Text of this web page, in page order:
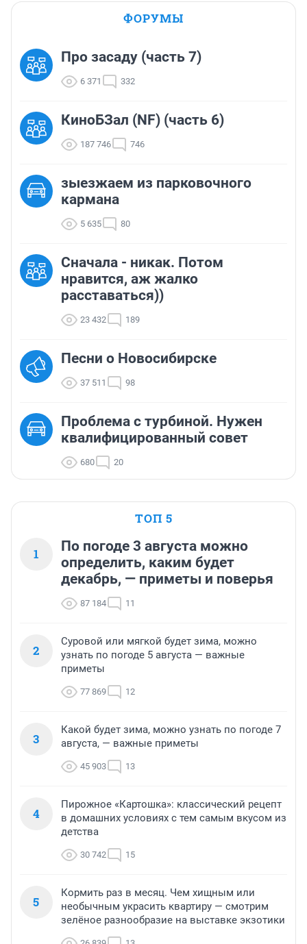
ФОРУМЫ
Про засаду (часть 7)
6 371 332
КиноБЗал (NF) (часть 6)
187 746 746
зыезжаем из парковочного
кармана
5 635 80
Сначала - никак. Потом
нравится, аж жалко
расставаться))
23 432 189
Песни о Новосибирске
37 511 98
Проблема с турбиной. Нужен
квалифицированный совет
680 20
ТОП 5
1
По погоде 3 августа можно
определить, каким будет
декабрь, — приметы и поверья
87 184 11
2
Суровой или мягкой будет зима, можно
узнать по погоде 5 августа — важные
приметы
77 869 12
3
Какой будет зима, можно узнать по погоде 7
августа, — важные приметы
45 903 13
4
Пирожное «Картошка»: классический рецепт
в домашних условиях с тем самым вкусом из
детства
30 742 15
5
Кормить раз в месяц. Чем хищным или
необычным украсить квартиру — смотрим
зелёное разнообразие на выставке экзотики